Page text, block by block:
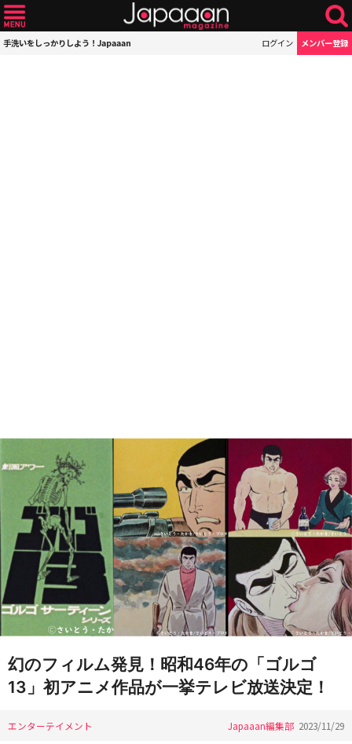
手洗いをしっかりしよう！Japaaan ログイン メンバー登録
幻のフィルム発見！昭和46年の「ゴルゴ
13」初アニメ作品が一挙テレビ放送決定！
エンターテイメント Japaaan編集部 2023/11/29